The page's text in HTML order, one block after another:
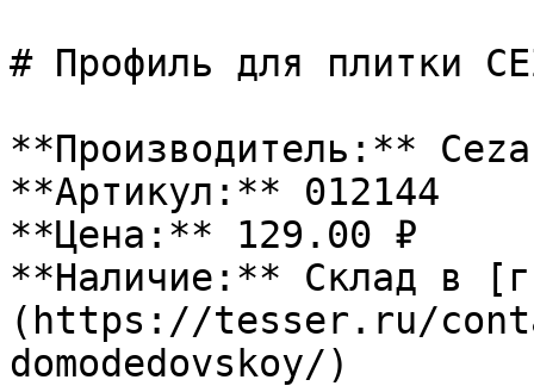
# Профиль для плитки
**Производитель:**
**Артикул:** 012144
**Цена:** 129.00 ₽
**Наличие:** Склад в
(https://tesser.ru/
domodedovskoy/)